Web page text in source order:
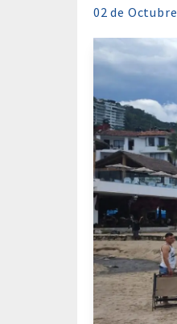
02 de Octubre